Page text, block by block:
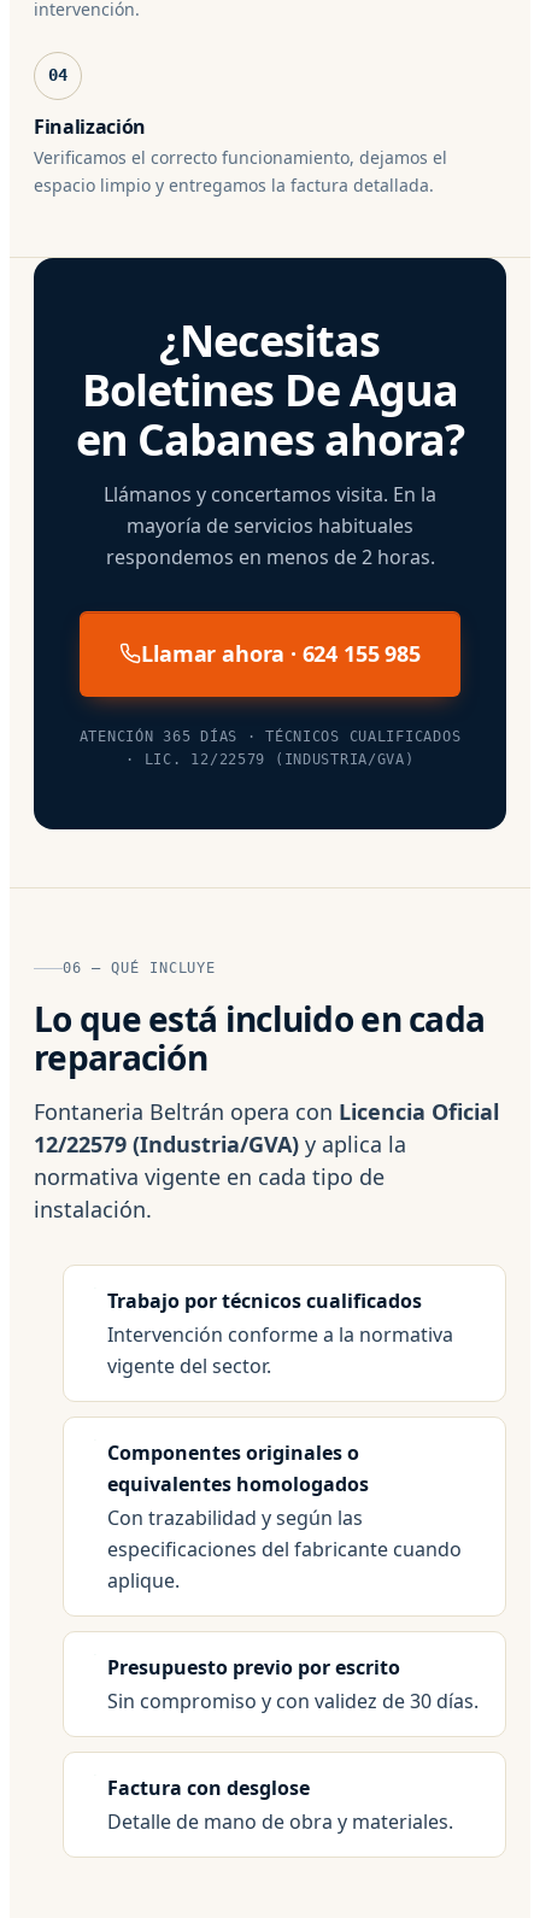
intervención.
04
Finalización
Verificamos el correcto funcionamiento, dejamos el
espacio limpio y entregamos la factura detallada.
¿Necesitas
Boletines De Agua
en Cabanes ahora?
Llámanos y concertamos visita. En la
mayoría de servicios habituales
respondemos en menos de 2 horas.
Llamar ahora · 624 155 985
ATENCIÓN 365 DÍAS · TÉCNICOS CUALIFICADOS
· LIC. 12/22579 (INDUSTRIA/GVA)
06 — QUÉ INCLUYE
Lo que está incluido en cada
reparación
Fontaneria Beltrán opera con Licencia Oficial
12/22579 (Industria/GVA) y aplica la
normativa vigente en cada tipo de
instalación.
Trabajo por técnicos cualificados
Intervención conforme a la normativa
vigente del sector.
Componentes originales o
equivalentes homologados
Con trazabilidad y según las
especificaciones del fabricante cuando
aplique.
Presupuesto previo por escrito
Sin compromiso y con validez de 30 días.
Factura con desglose
Detalle de mano de obra y materiales.